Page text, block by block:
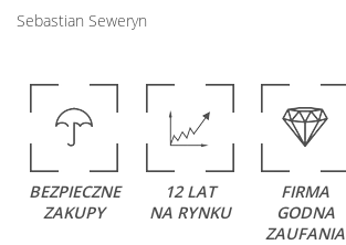
Sebastian Seweryn
BEZPIECZNE
ZAKUPY
12 LAT
NA RYNKU
FIRMA
GODNA
ZAUFANIA